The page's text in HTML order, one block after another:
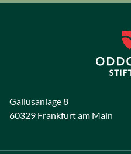
Gallusanlage 8
60329 Frankfurt am Main